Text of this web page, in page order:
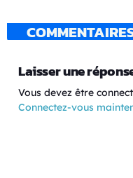
Laisser une
Vous devez être
Connectez-vous